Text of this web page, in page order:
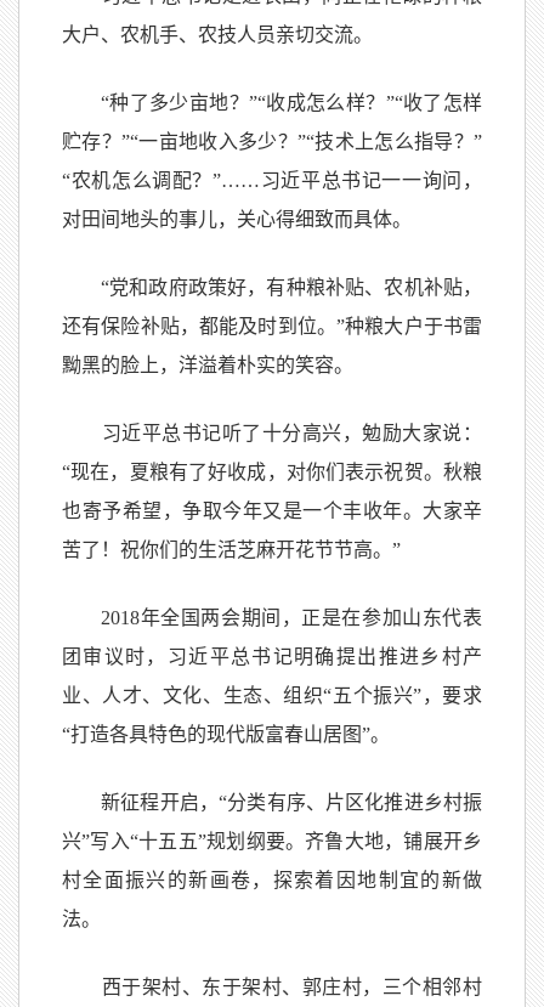
大户、农机手、农技人员亲切交流。
“种了多少亩地？”“收成怎么样？”“收了怎样
贮存？”“一亩地收入多少？”“技术上怎么指导？”
“农机怎么调配？”……习近平总书记一一询问，
对田间地头的事儿，关心得细致而具体。
“党和政府政策好，有种粮补贴、农机补贴，
还有保险补贴，都能及时到位。”种粮大户于书雷
黝黑的脸上，洋溢着朴实的笑容。
习近平总书记听了十分高兴，勉励大家说：
“现在，夏粮有了好收成，对你们表示祝贺。秋粮
也寄予希望，争取今年又是一个丰收年。大家辛
苦了！祝你们的生活芝麻开花节节高。”
2018年全国两会期间，正是在参加山东代表
团审议时，习近平总书记明确提出推进乡村产
业、人才、文化、生态、组织“五个振兴”，要求
“打造各具特色的现代版富春山居图”。
新征程开启，“分类有序、片区化推进乡村振
兴”写入“十五五”规划纲要。齐鲁大地，铺展开乡
村全面振兴的新画卷，探索着因地制宜的新做
法。
西于架村、东于架村、郭庄村，三个相邻村